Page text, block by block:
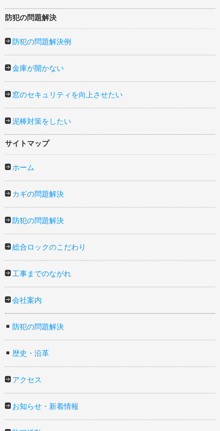
防犯の問題解決
防犯の問題解決例
金庫が開かない
窓のセキュリティを向上させたい
泥棒対策をしたい
サイトマップ
ホーム
カギの問題解決
防犯の問題解決
総合ロックのこだわり
工事までのながれ
会社案内
防犯の問題解決
歴史・沿革
アクセス
お知らせ・新着情報